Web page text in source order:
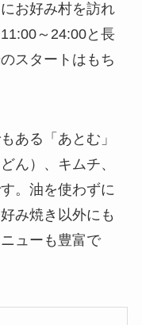
お好み村を訪れ
～24:00と長
スタートはもち
ある「あとむ」
ん）、キムチ、
。油を使わずに
み焼き以外にも
ューも豊富で